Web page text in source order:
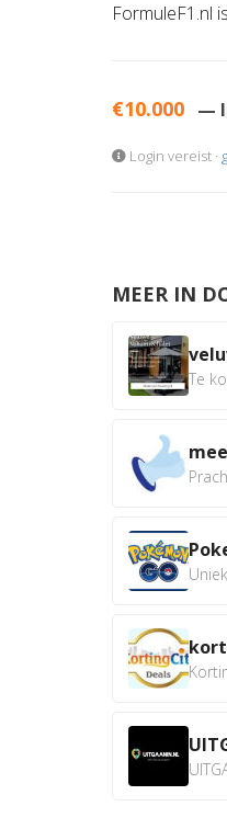
FormuleF1.nl
€10.000 —
Login vereist ·
MEER IN
Te